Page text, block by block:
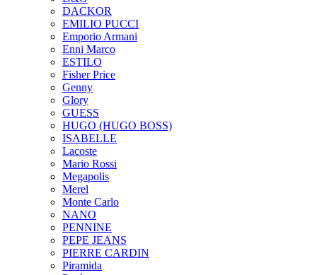
DACKOR
EMILIO PUCCI
Emporio Armani
Enni Marco
ESTILO
Fisher Price
Genny
Glory
GUESS
HUGO (HUGO BOSS)
ISABELLE
Lacoste
Mario Rossi
Megapolis
Merel
Monte Carlo
NANO
PENNINE
PEPE JEANS
PIERRE CARDIN
Piramida